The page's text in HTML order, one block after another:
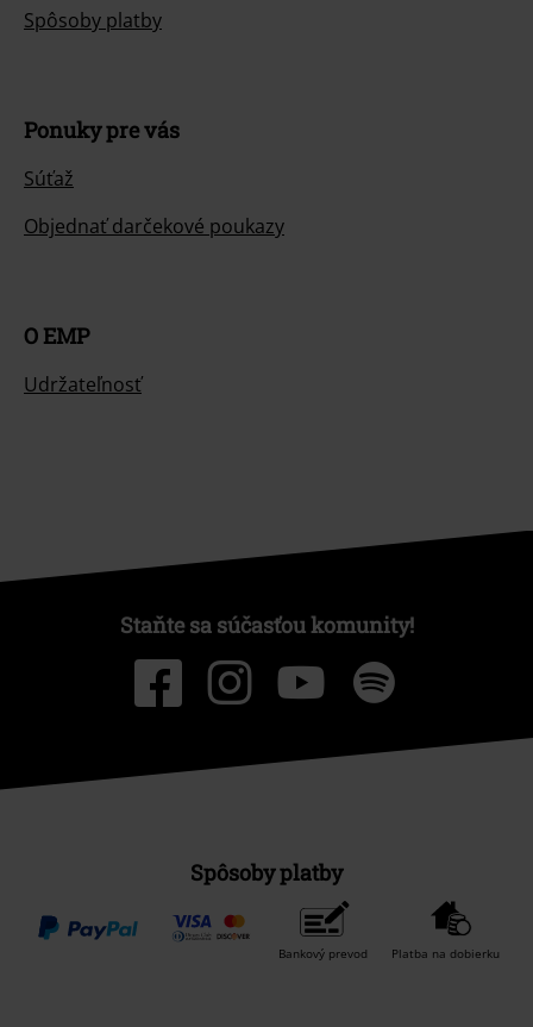
Spôsoby platby
Ponuky pre vás
Súťaž
Objednať darčekové poukazy
O EMP
Udržateľnosť
Staňte sa súčasťou komunity!
Spôsoby platby
Bankový prevod Platba na dobierku